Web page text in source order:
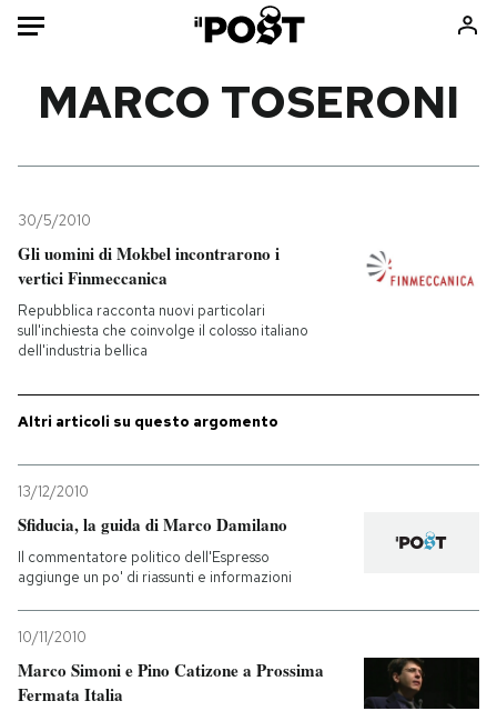
Mondo
Politica
Tecnologia
Internet
Scienza
Economia
NEWSLETTER
I MIEI PREFERITI
MARCO TOSERONI
30/5/2010
Gli uomini di Mokbel incontrarono i
vertici Finmeccanica
Repubblica racconta nuovi particolari
sull'inchiesta che coinvolge il colosso italiano
dell'industria bellica
Altri articoli su questo argomento
13/12/2010
Sfiducia, la guida di Marco Damilano
Il commentatore politico dell'Espresso
aggiunge un po' di riassunti e informazioni
10/11/2010
Marco Simoni e Pino Catizone a Prossima
Fermata Italia